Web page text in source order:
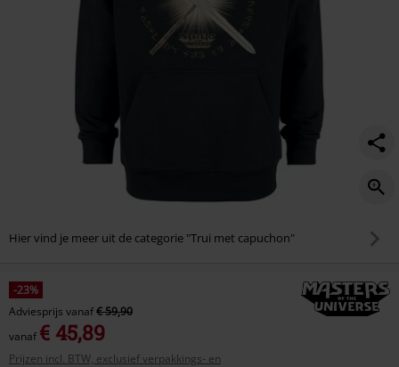
Hier vind je meer uit de categorie "Trui met capuchon"
-23%
Adviesprijs vanaf€ 59,90
vanaf€ 45,89
Prijzen incl. BTW, exclusief verpakkings- en